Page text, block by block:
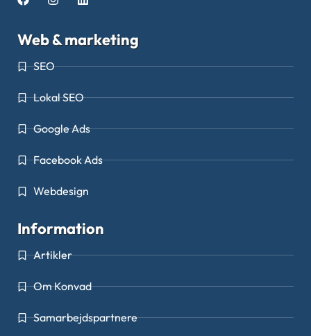
Web & marketing
SEO
Lokal SEO
Google Ads
Facebook Ads
Webdesign
Information
Artikler
Om Konvad
Samarbejdspartnere